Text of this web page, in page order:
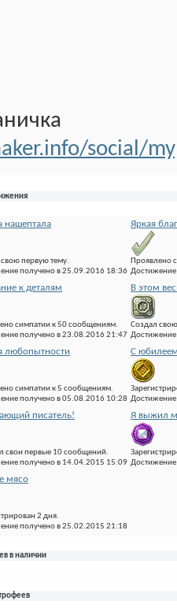
social/
нашептала
первую тему.
получено в 25.09.2016 18:36
Яркая
Проявлено
к деталям
симпатии к 50 сообщениям.
получено в 23.08.2016 21:47
В этом
Создал
любопытности
симпатии к 5 сообщениям.
получено в 05.08.2016 10:28
С
писатель!
свои первые 10 сообщений.
получено в 14.04.2015 15:09
Я выжил
мясо
2 дня.
получено в 25.02.2015 21:18
в наличии